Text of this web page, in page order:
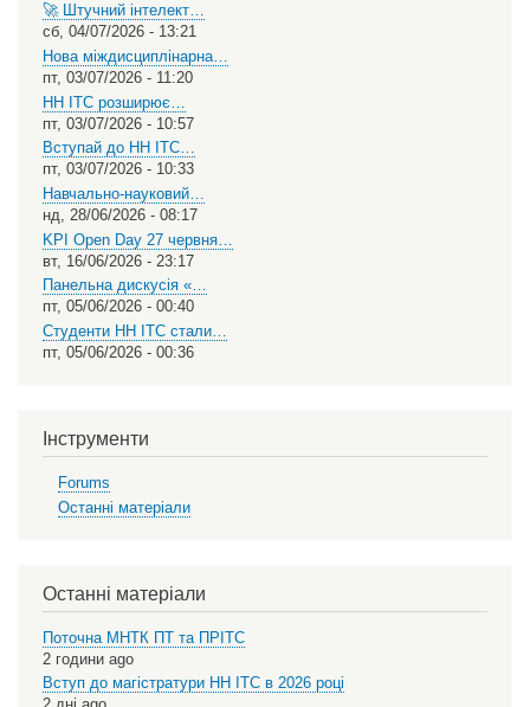
🚀 Штучний інтелект…
сб, 04/07/2026 - 13:21
Нова міждисциплінарна…
пт, 03/07/2026 - 11:20
НН ІТС розширює…
пт, 03/07/2026 - 10:57
Вступай до НН ІТС…
пт, 03/07/2026 - 10:33
Навчально-науковий…
нд, 28/06/2026 - 08:17
KPI Open Day 27 червня…
вт, 16/06/2026 - 23:17
Панельна дискусія «…
пт, 05/06/2026 - 00:40
Студенти НН ІТС стали…
пт, 05/06/2026 - 00:36
Інструменти
Forums
Останні матеріали
Останні матеріали
Поточна МНТК ПТ та ПРІТС
2 години ago
Вступ до магістратури НН ІТС в 2026 році